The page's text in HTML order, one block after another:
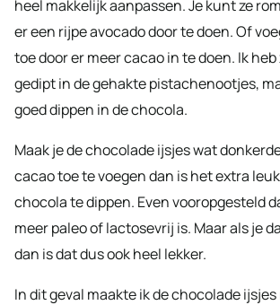
heel makkelijk aanpassen. Je kunt ze
er een rijpe avocado door te doen. Of
toe door er meer cacao in te doen. Ik heb
gedipt in de gehakte pistachenootjes,
goed dippen in de chocola.
Maak je de chocolade ijsjes wat
cacao toe te voegen dan is het extra
chocola te dippen. Even vooropgesteld
meer paleo of lactosevrij is. Maar als je
dan is dat dus ook heel lekker.
In dit geval maakte ik de chocolade